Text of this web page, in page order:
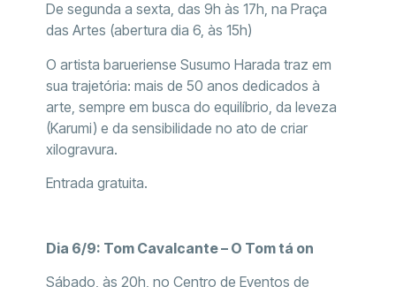
De segunda a sexta, das 9h às 17h, na Praça
das Artes (abertura dia 6, às 15h)
O artista barueriense Susumo Harada traz em
sua trajetória: mais de 50 anos dedicados à
arte, sempre em busca do equilíbrio, da leveza
(Karumi) e da sensibilidade no ato de criar
xilogravura.
Entrada gratuita.
Dia 6/9: Tom Cavalcante – O Tom tá on
Sábado, às 20h, no Centro de Eventos de